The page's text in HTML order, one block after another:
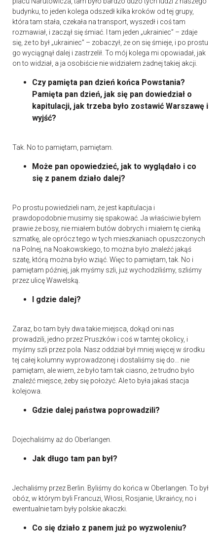
budynku, to jeden kolega odszedł kilka kroków od tej grupy,
która tam stała, czekała na transport, wyszedł i coś tam
rozmawiał, i zaczął się śmiać. I tam jeden „ukrainiec” – zdaje
się, że to był „ukrainiec” – zobaczył, że on się śmieje, i po prostu
go wyciągnął dalej i zastrzelił. To mój kolega mi opowiadał, jak
on to widział, a ja osobiście nie widziałem żadnej takiej akcji.
Czy pamięta pan dzień końca Powstania?
Pamięta pan dzień, jak się pan dowiedział o
kapitulacji, jak trzeba było zostawić Warszawę i
wyjść?
Tak. No to pamiętam, pamiętam.
Może pan opowiedzieć, jak to wyglądało i co
się z panem działo dalej?
Po prostu powiedzieli nam, że jest kapitulacja i
prawdopodobnie musimy się spakować. Ja właściwie byłem
prawie że bosy, nie miałem butów dobrych i miałem tę cienką
szmatkę, ale oprócz tego w tych mieszkaniach opuszczonych
na Polnej, na Noakowskiego, to można było znaleźć jakąś
szatę, którą można było wziąć. Więc to pamiętam, tak. No i
pamiętam później, jak myśmy szli, już wychodziliśmy, szliśmy
przez ulicę Wawelską.
I gdzie dalej?
Zaraz, bo tam były dwa takie miejsca, dokąd oni nas
prowadzili, jedno przez Pruszków i coś w tamtej okolicy, i
myśmy szli przez pola. Nasz oddział był mniej więcej w środku
tej całej kolumny wyprowadzonej i dostaliśmy się do… nie
pamiętam, ale wiem, że było tam tak ciasno, że trudno było
znaleźć miejsce, żeby się położyć. Ale to była jakaś stacja
kolejowa.
Gdzie dalej państwa poprowadzili?
Dojechaliśmy aż do Oberlangen.
Jak długo tam pan był?
Jechaliśmy przez Berlin. Byliśmy do końca w Oberlangen. To był
obóz, w którym byli Francuzi, Włosi, Rosjanie, Ukraińcy, no i
ewentualnie tam były polskie akaczki.
Co się działo z panem już po wyzwoleniu?